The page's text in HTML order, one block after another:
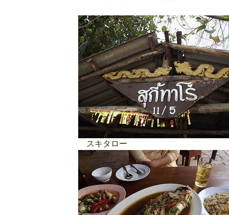
スキタロー